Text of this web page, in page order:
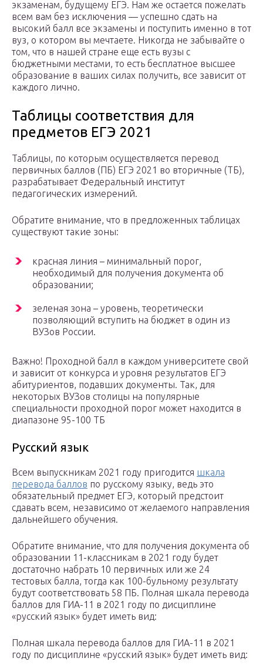
экзаменам, будущему ЕГЭ. Нам же остается пожелать
всем вам без исключения — успешно сдать на
высокий балл все экзамены и поступить именно в тот
вуз, о котором вы мечтаете. Никогда не забывайте о
том, что в нашей стране еще есть вузы с
бюджетными местами, то есть бесплатное высшее
образование в ваших силах получить, все зависит от
каждого лично.
Таблицы соответствия для
предметов ЕГЭ 2021
Таблицы, по которым осуществляется перевод
первичных баллов (ПБ) ЕГЭ 2021 во вторичные (ТБ),
разрабатывает Федеральный институт
педагогических измерений.
Обратите внимание, что в предложенных таблицах
существуют такие зоны:
красная линия – минимальный порог,
необходимый для получения документа об
образовании;
зеленая зона – уровень, теоретически
позволяющий вступить на бюджет в один из
ВУЗов России.
Важно! Проходной балл в каждом университете свой
и зависит от конкурса и уровня результатов ЕГЭ
абитуриентов, подавших документы. Так, для
некоторых ВУЗов столицы на популярные
специальности проходной порог может находится в
диапазоне 95-100 ТБ
Русский язык
Всем выпускникам 2021 году пригодится шкала
перевода баллов по русскому языку, ведь это
обязательный предмет ЕГЭ, который предстоит
сдавать всем, независимо от желаемого направления
дальнейшего обучения.
Обратите внимание, что для получения документа об
образовании 11-классникам в 2021 году будет
достаточно набрать 10 первичных или же 24
тестовых балла, тогда как 100-бульному результату
будут соответствовать 58 ПБ. Полная шкала перевода
баллов для ГИА-11 в 2021 году по дисциплине
«русский язык» будет иметь вид:
Полная шкала перевода баллов для ГИА-11 в 2021
году по дисциплине «русский язык» будет иметь вид: